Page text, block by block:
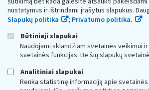
nustatymus ir ištrindami įrašytus slapukus.
Slapukų politika
; Privatumo politika.
Būtinieji slapukai
Naudojami sklandžiam svetainės veikimui
svetainės funkcijas. Be šių slapukų
Analitiniai slapukai
Renka statistinę informaciją apie
vmi@vmi.lt , E. pristatymo dėžutės adresas
Duomenys apie Valstybinę mokesčių inspekciją
Respublikos finansų ministerijos kaupiami ir